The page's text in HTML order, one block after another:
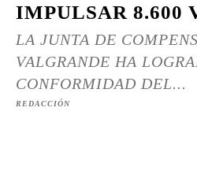
IMPULSAR 8.600
LA JUNTA DE
VALGRANDE HA
CONFORMIDAD DEL...
REDACCIÓN